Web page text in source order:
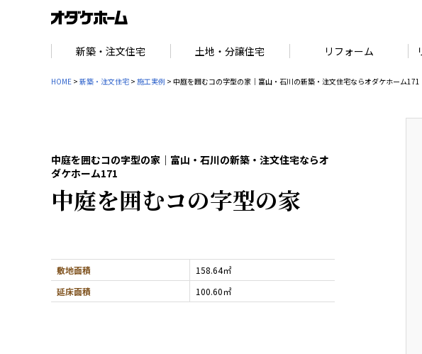
新築・注文住宅 土地・分譲住宅 リフォーム
HOME > 新築・注文住宅 > 施工実例 > 中庭を囲むコの字型の家｜富山・石川の新築・注文住宅ならオダケホーム171
中庭を囲むコの字型の家｜富山・石川の新築・注文住宅ならオ
ダケホーム171
中庭を囲むコの字型の家
敷地面積
158.64㎡
延床面積
100.60㎡